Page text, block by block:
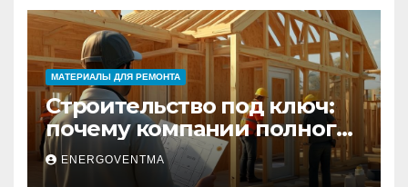
МАТЕРИАЛЫ ДЛЯ РЕМОНТА
Строительство под ключ:
почему компании полного
цикла меняют рынок
недвижимости
ENERGOVENTMA